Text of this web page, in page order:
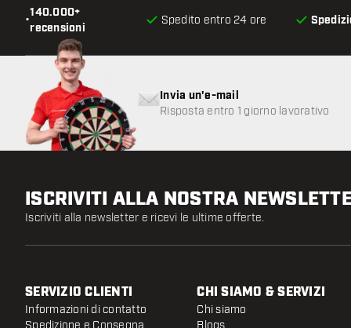
•
140.000+
recensioni
Spedito entro 24 ore
Invia un'e-mail
Risposta entro 1 giorno lavorativo
ISCRIVITI ALLA NOSTRA
Iscriviti alla newsletter e ricevi le ultime offerte.
SERVIZIO CLIENTI
Informazioni di contatto
Spedizione e Consegna
CHI SIAMO & SERVIZI
Chi siamo
Blogs